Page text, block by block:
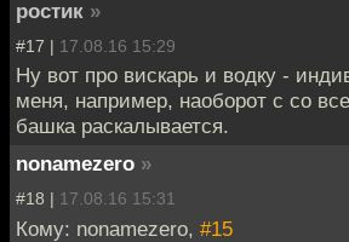
ростик »
#17 | 17.08.16 15:29
Ну вот про вискарь и водку -
меня, например, наоборот с со
башка раскалывается.
nonamezero »
#18 | 17.08.16 15:31
Кому: nonamezero, #15